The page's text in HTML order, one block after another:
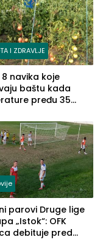
I ZDRAVLJE
8 navika koje
baštu kada
pređu 35
parovi Druge lige
„Istok“: OFK
debituje pred